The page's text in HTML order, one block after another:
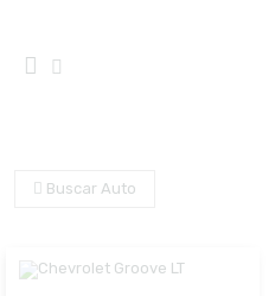
Buscar Auto